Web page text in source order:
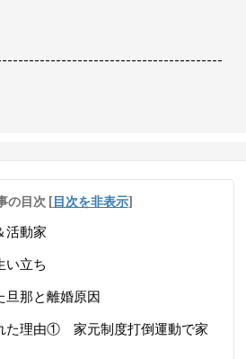
の目次 [目次を非表示]
活動家
い立ち
旦那と離婚原因
た理由① 家元制度打倒運動で家